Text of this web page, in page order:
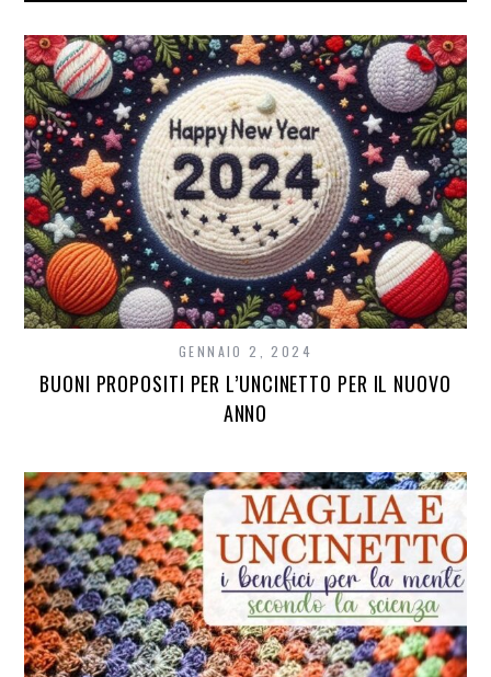
GENNAIO 2, 2024
BUONI PROPOSITI PER L’UNCINETTO PER IL NUOVO
ANNO